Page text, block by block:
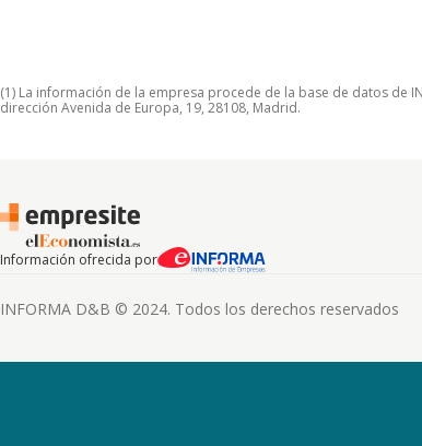
(1) La información de la empresa procede de la base de datos de
dirección Avenida de Europa, 19, 28108, Madrid.
Información ofrecida por
INFORMA D&B © 2024. Todos los derechos reservados